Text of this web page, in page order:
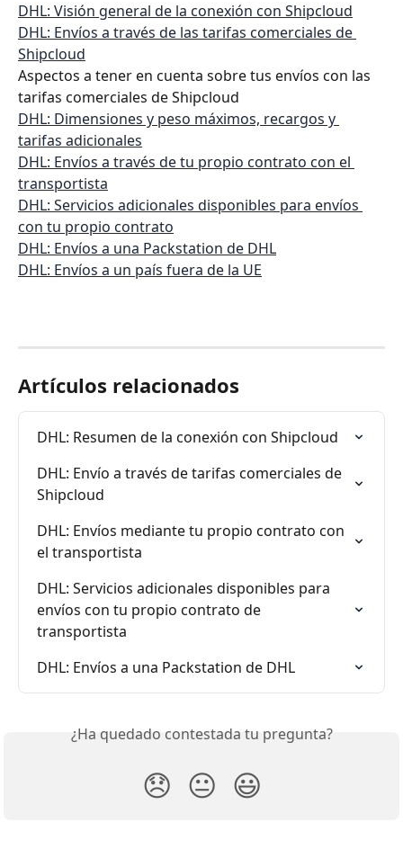
DHL: Visión general de la conexión con Shipcloud
DHL: Envíos a través de las tarifas comerciales de
Shipcloud
Aspectos a tener en cuenta sobre tus envíos con las
tarifas comerciales de Shipcloud
DHL: Dimensiones y peso máximos, recargos y
tarifas adicionales
DHL: Envíos a través de tu propio contrato con el
transportista
DHL: Servicios adicionales disponibles para envíos
con tu propio contrato
DHL: Envíos a una Packstation de DHL
DHL: Envíos a un país fuera de la UE
Artículos relacionados
DHL: Resumen de la conexión con Shipcloud
DHL: Envío a través de tarifas comerciales de
Shipcloud
DHL: Envíos mediante tu propio contrato con
el transportista
DHL: Servicios adicionales disponibles para
envíos con tu propio contrato de
transportista
DHL: Envíos a una Packstation de DHL
¿Ha quedado contestada tu pregunta?
😞 😐 😃